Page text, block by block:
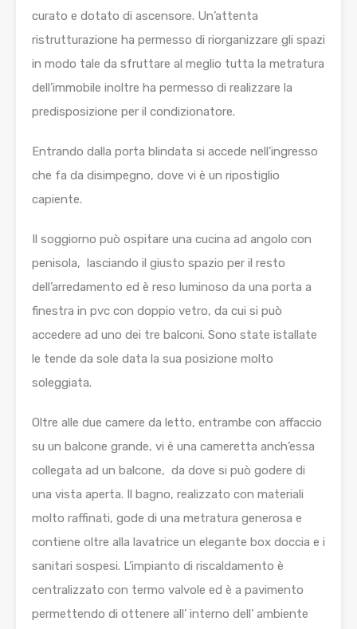
curato e dotato di ascensore. Un’attenta
ristrutturazione ha permesso di riorganizzare gli spazi
in modo tale da sfruttare al meglio tutta la metratura
dell’immobile inoltre ha permesso di realizzare la
predisposizione per il condizionatore.
Entrando dalla porta blindata si accede nell’ingresso
che fa da disimpegno, dove vi è un ripostiglio
capiente.
Il soggiorno può ospitare una cucina ad angolo con
penisola, lasciando il giusto spazio per il resto
dell’arredamento ed è reso luminoso da una porta a
finestra in pvc con doppio vetro, da cui si può
accedere ad uno dei tre balconi. Sono state istallate
le tende da sole data la sua posizione molto
soleggiata.
Oltre alle due camere da letto, entrambe con affaccio
su un balcone grande, vi è una cameretta anch’essa
collegata ad un balcone, da dove si può godere di
una vista aperta. Il bagno, realizzato con materiali
molto raffinati, gode di una metratura generosa e
contiene oltre alla lavatrice un elegante box doccia e i
sanitari sospesi. L’impianto di riscaldamento è
centralizzato con termo valvole ed è a pavimento
permettendo di ottenere all’ interno dell’ ambiente